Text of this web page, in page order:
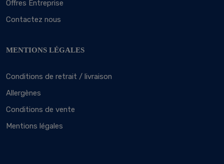
Offres Entreprise
Contactez nous
MENTIONS LÉGALES
Conditions de retrait / livraison
Allergènes
Conditions de vente
Mentions légales